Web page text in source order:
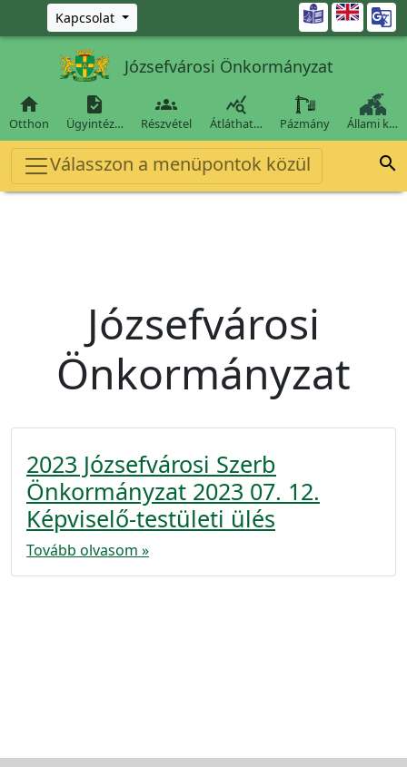
Ugrás a fő tartalomra
Kapcsolat 
Józsefvárosi Önkormányzat

Otthon

Ügyintéz…

Részvétel

Átláthat… Pázmány Állami k…
Válasszon a menüpontok közül 
Józsefvárosi
Önkormányzat
2023 Józsefvárosi Szerb
Önkormányzat 2023 07. 12.
Képviselő-testületi ülés
Tovább olvasom »